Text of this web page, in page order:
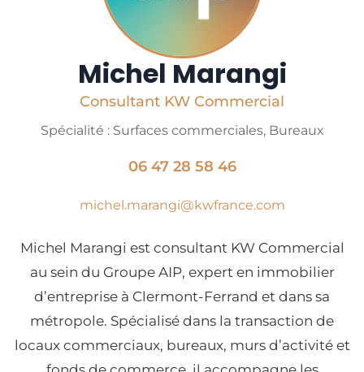
Michel Marangi
Consultant KW Commercial
Spécialité : Surfaces commerciales, Bureaux
06 47 28 58 46
michel.marangi@kwfrance.com
Michel Marangi est consultant KW Commercial
au sein du Groupe AIP, expert en immobilier
d’entreprise à Clermont-Ferrand et dans sa
métropole. Spécialisé dans la transaction de
locaux commerciaux, bureaux, murs d’activité et